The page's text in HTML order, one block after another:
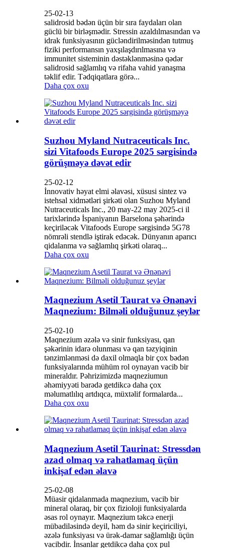
25-02-13
salidrosid bədən üçün bir sıra faydaları olan
güclü bir birləşmədir. Stressin azaldılmasından və
idrak funksiyasının gücləndirilməsindən tutmuş
fiziki performansın yaxşılaşdırılmasına və
immunitet sisteminin dəstəklənməsinə qədər
salidrosid sağlamlıq və rifaha vahid yanaşma
təklif edir. Tədqiqatlara görə...
Daha çox oxu
Suzhou Myland Nutraceuticals Inc.
sizi Vitafoods Europe 2025 sərgisində
görüşməyə dəvət edir
25-02-12
İnnovativ həyat elmi əlavəsi, xüsusi sintez və
istehsal xidmətləri şirkəti olan Suzhou Myland
Nutraceuticals Inc., 20 may-22 may 2025-ci il
tarixlərində İspaniyanın Barselona şəhərində
keçiriləcək Vitafoods Europe sərgisində 5G78
nömrəli stendlə iştirak edəcək. Dünyanın aparıcı
qidalanma və sağlamlıq şirkəti olaraq...
Daha çox oxu
Maqnezium Asetil Taurat və Ənənəvi
Maqnezium: Bilməli olduğunuz şeylər
25-02-10
Maqnezium əzələ və sinir funksiyası, qan
şəkərinin idarə olunması və qan təzyiqinin
tənzimlənməsi də daxil olmaqla bir çox bədən
funksiyalarında mühüm rol oynayan vacib bir
mineraldır. Pəhrizimizdə maqneziumun
əhəmiyyəti barədə getdikcə daha çox
məlumatlılıq artdıqca, müxtəlif formalarda...
Daha çox oxu
Maqnezium Asetil Taurinat: Stressdən
azad olmaq və rahatlamaq üçün
inkişaf edən əlavə
25-02-08
Müasir qidalanmada maqnezium, vacib bir
mineral olaraq, bir çox fizioloji funksiyalarda
əsas rol oynayır. Maqnezium təkcə enerji
mübadiləsində deyil, həm də sinir keçiriciliyi,
əzələ funksiyası və ürək-damar sağlamlığı üçün
vacibdir. İnsanlar getdikcə daha çox pul